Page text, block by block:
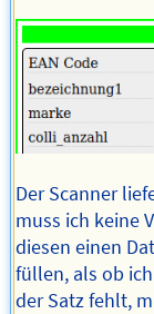
Der Scanner
muss ich keine
diesen einen
füllen, als ob
der Satz fehlt,